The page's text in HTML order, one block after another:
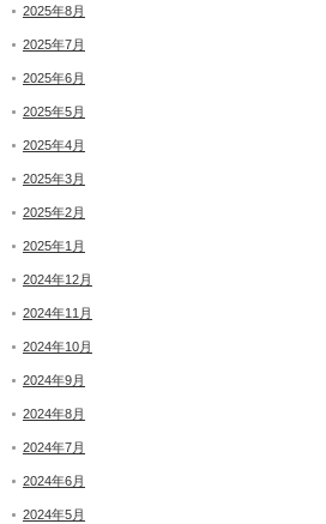
2025年8月
2025年7月
2025年6月
2025年5月
2025年4月
2025年3月
2025年2月
2025年1月
2024年12月
2024年11月
2024年10月
2024年9月
2024年8月
2024年7月
2024年6月
2024年5月